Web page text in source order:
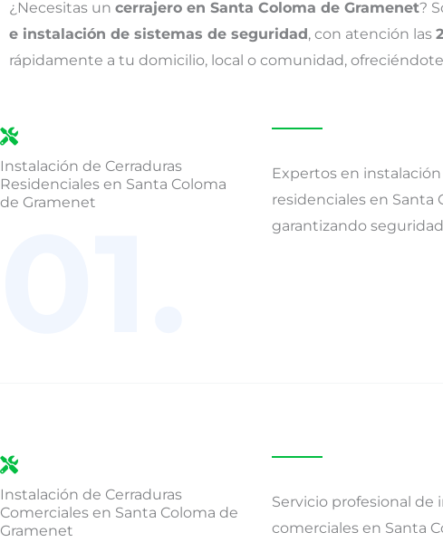
¿Necesitas un cerrajero en Santa Coloma de Gramenet?
e instalación de sistemas de seguridad, con atención las
rápidamente a tu domicilio, local o comunidad, ofreciéndote
Instalación de Cerraduras
Residenciales en Santa Coloma
de Gramenet
Expertos en
residenciales en Santa
garantizando
Instalación de Cerraduras
Comerciales en Santa Coloma de
Gramenet
Servicio profesional de
comerciales en Santa